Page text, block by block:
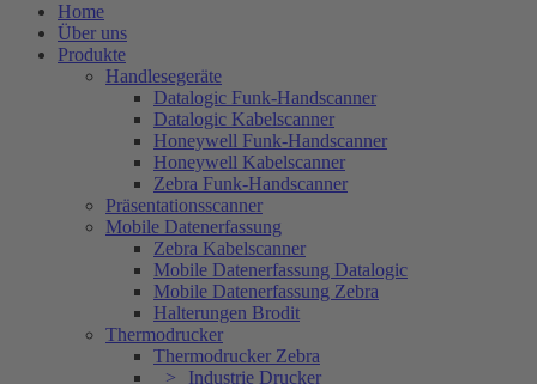
Home
Über uns
Produkte
Handlesegeräte
Datalogic Funk-Handscanner
Datalogic Kabelscanner
Honeywell Funk-Handscanner
Honeywell Kabelscanner
Zebra Funk-Handscanner
Präsentationsscanner
Mobile Datenerfassung
Zebra Kabelscanner
Mobile Datenerfassung Datalogic
Mobile Datenerfassung Zebra
Halterungen Brodit
Thermodrucker
Thermodrucker Zebra
Industrie Drucker